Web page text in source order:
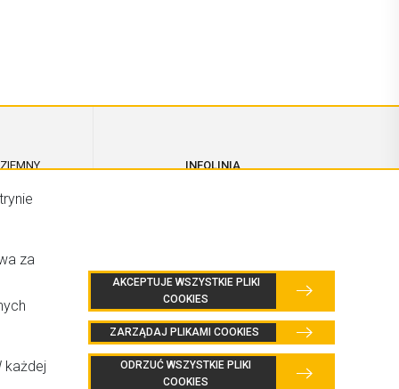
INFOLINIA
Bergerat Monnoyeur sp. z o.o.
Oddział Eneria Modlińska 11,
Izabelin-Dziekanówek
05-092 Łomianki | Warszawa
NIP: 7780022310
za
każdej
AKCEPTUJE WSZYSTKIE PLIKI
COOKIES
ZARZĄDAJ PLIKAMI COOKIES
ODRZUĆ WSZYSTKIE PLIKI
COOKIES